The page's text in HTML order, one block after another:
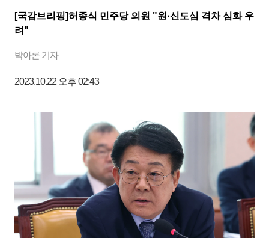
[국감브리핑]허종식 민주당 의원 "원·신도심 격차 심화 우
려"
박아론 기자
2023.10.22 오후 02:43